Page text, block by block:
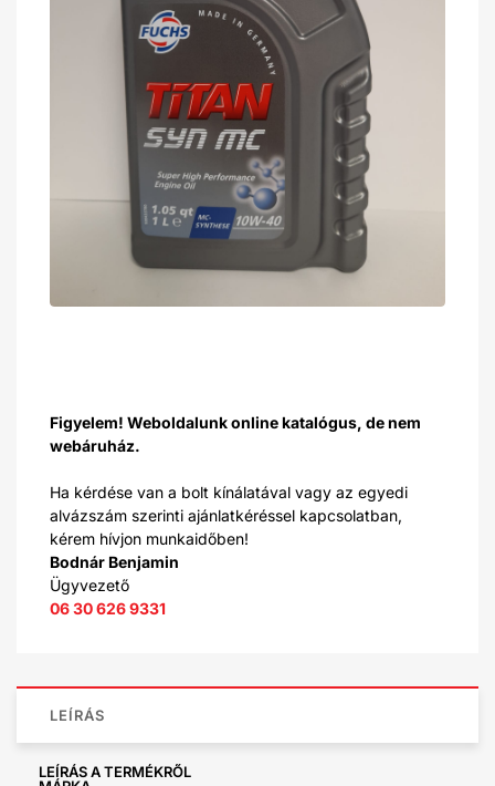
Figyelem! Weboldalunk online katalógus, de nem
webáruház.
Ha kérdése van a bolt kínálatával vagy az egyedi
alvázszám szerinti ajánlatkéréssel kapcsolatban,
kérem hívjon munkaidőben!
Bodnár Benjamin
Ügyvezető
06 30 626 9331
LEÍRÁS
LEÍRÁS A TERMÉKRŐL